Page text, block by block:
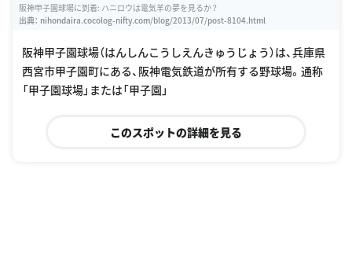
阪神甲子園球場に到着: ハニロウは電気羊の夢を見るか？
出典： nihondaira.cocolog-nifty.com/blog/2013/07/post-8104.html
阪神甲子園球場（はんしんこうしえんきゅうじょう）は、兵庫県
西宮市甲子園町にある、阪神電気鉄道が所有する野球場。通称
「甲子園球場」または「甲子園」
このスポットの詳細を見る